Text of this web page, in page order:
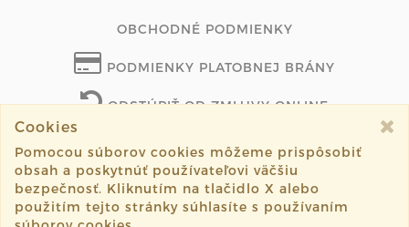
OBCHODNÉ PODMIENKY
PODMIENKY PLATOBNEJ BRÁNY
ODSTÚPIŤ OD ZMLUVY ONLINE
©2026 westernfamily.eu všetky práva vyhradené.
Vytvorené systémomsashe.sk
Cookies
Pomocou súborov cookies môžeme prispôsobiť
obsah a poskytnúť používateľovi väčšiu
bezpečnosť. Kliknutím na tlačidlo X alebo
použitím tejto stránky súhlasíte s používaním